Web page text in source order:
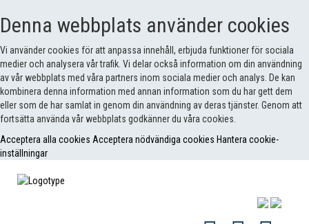
Denna webbplats använder cookies
Vi använder cookies för att anpassa innehåll, erbjuda funktioner för sociala
medier och analysera vår trafik. Vi delar också information om din användning
av vår webbplats med våra partners inom sociala medier och analys. De kan
kombinera denna information med annan information som du har gett dem
eller som de har samlat in genom din användning av deras tjänster. Genom att
fortsätta använda vår webbplats godkänner du våra cookies.
Acceptera alla cookies Acceptera nödvändiga cookies Hantera cookie-
inställningar